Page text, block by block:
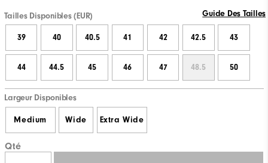
Tailles Disponibles (EUR) Guide Des Tailles
39 40 40.5 41 42 42.5 43
44 44.5 45 46 47 48.5 50
Largeur Disponibles
Medium Wide Extra Wide
Qté